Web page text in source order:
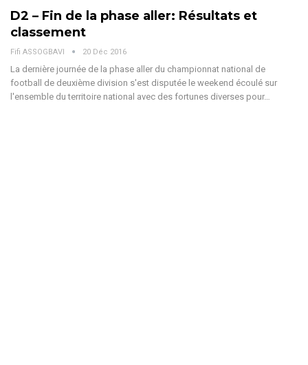
D2 – Fin de la phase aller: Résultats et
classement
Fifi ASSOGBAVI 20 Déc 2016
La dernière journée de la phase aller du championnat national de
football de deuxième division s'est disputée le weekend écoulé sur
l'ensemble du territoire national avec des fortunes diverses pour…